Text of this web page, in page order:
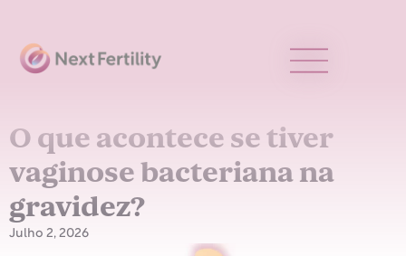
O que acontece se tiver
vaginose bacteriana na
gravidez?
Julho 2, 2026